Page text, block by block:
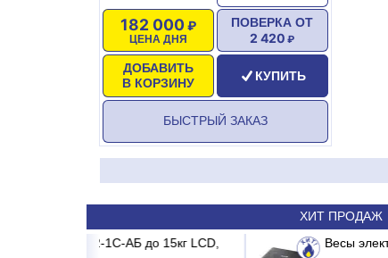
ХИТ ПРОДАЖ
АБ до 15кг LCD,
Весы электронные CAS PRII -
E1 MADRID INVERTER
Сплит-система ABASK
ЦЕНА ДНЯ
182 000
ДОБАВИТЬ
В КОРЗИНУ
ПОВЕРКА ОТ
2 420
КУПИТЬ
БЫСТРЫЙ ЗАКАЗ